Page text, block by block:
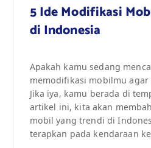
5 Ide Modifikasi
di Indonesia
Apakah kamu sedang
memodifikasi mobilmu
Jika iya, kamu berada di
artikel ini, kita akan
mobil yang trendi di
terapkan pada kendaraan